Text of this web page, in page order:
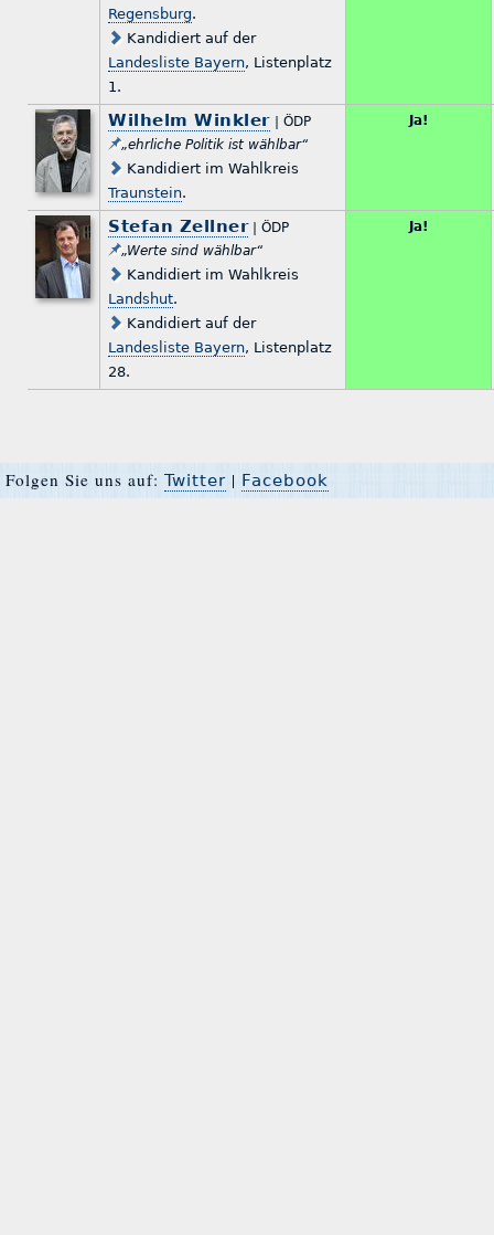
Regensburg.
Kandidiert auf der
Landesliste Bayern, Listenplatz
1.
Wilhelm Winkler| ÖDP
„ehrliche Politik ist wählbar“
Kandidiert im Wahlkreis
Traunstein.
Ja!
Stefan Zellner| ÖDP
„Werte sind wählbar“
Kandidiert im Wahlkreis
Landshut.
Kandidiert auf der
Landesliste Bayern, Listenplatz
28.
Ja!
Folgen Sie uns auf: Twitter | Facebook